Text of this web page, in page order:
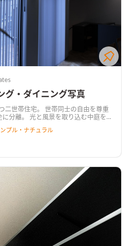
グ・ダイニング写真
二世帯住宅。 世帯同士の自由を尊重
分離。 光と風景を取り込む中庭を共
プル・ナチュラル